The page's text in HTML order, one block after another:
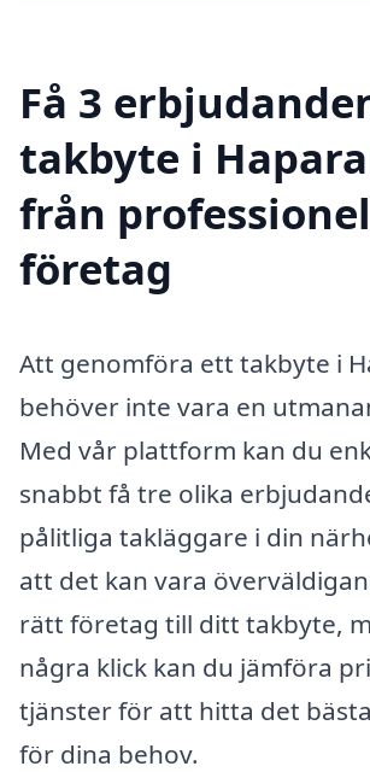
Få 3
takbyte i
från
företag
Att genomföra ett takbyte i
behöver inte vara en
Med vår plattform kan du
snabbt få tre olika
pålitliga takläggare i din
att det kan vara
rätt företag till ditt takbyte,
några klick kan du jämföra
tjänster för att hitta det
för dina behov.